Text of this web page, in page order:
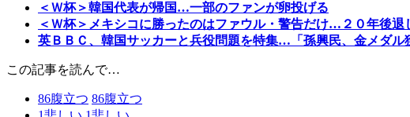
＜Ｗ杯＞韓国代表が帰国…一部のファンが卵投げる
＜Ｗ杯＞メキシコに勝ったのはファウル・警告だけ…２０年後退
英ＢＢＣ、韓国サッカーと兵役問題を特集…「孫興民、金メダル
この記事を読んで…
86腹立つ 86腹立つ